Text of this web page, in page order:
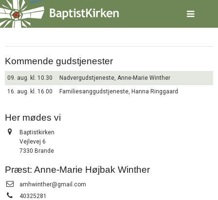
Spring
menu
over
gå
indhold Vend
tilbage
forsiden
2.0:
Nyheder
4.0:
Inspiration
5.0:
Værktøjskassen
7.0:
Om
8.0:
Kontakt
Brande
Kommende gudstjenester
09. aug. kl. 10.30
Nadvergudstjeneste, Anne-Marie Winther
16. aug. kl. 16.00
Familiesanggudstjeneste, Hanna Ringgaard
Her mødes vi
Adresse:
Baptistkirken
Vejlevej 6
7330 Brande
Præst: Anne-Marie Højbak Winther
Send
email:
amhwinther@gmail.com
Tlf.:
40325281